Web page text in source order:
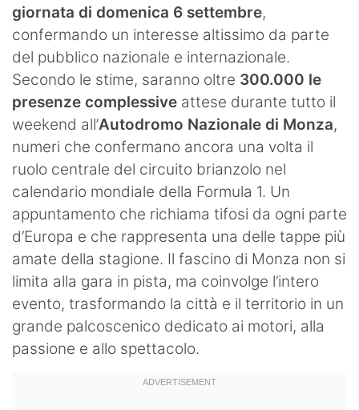
giornata di domenica 6 settembre,
confermando un interesse altissimo da parte
del pubblico nazionale e internazionale.
Secondo le stime, saranno oltre 300.000 le
presenze complessive attese durante tutto il
weekend all’Autodromo Nazionale di Monza,
numeri che confermano ancora una volta il
ruolo centrale del circuito brianzolo nel
calendario mondiale della Formula 1. Un
appuntamento che richiama tifosi da ogni parte
d’Europa e che rappresenta una delle tappe più
amate della stagione. Il fascino di Monza non si
limita alla gara in pista, ma coinvolge l’intero
evento, trasformando la città e il territorio in un
grande palcoscenico dedicato ai motori, alla
passione e allo spettacolo.